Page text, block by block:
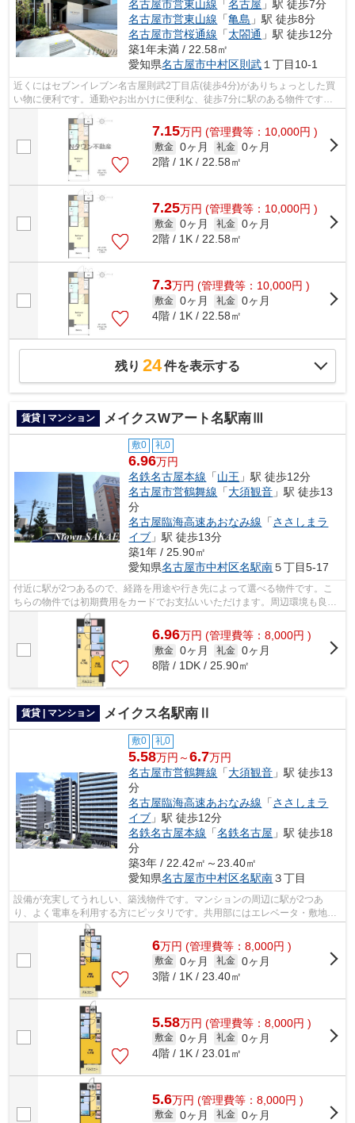
名古屋市営東山線 「名古屋 」駅 徒歩7分
名古屋市営東山線 「亀島 」駅 徒歩8分
名古屋市営桜通線 「太閤通 」駅 徒歩12分
築1年未満 / 22.58㎡
愛知県名古屋市中村区則武 １丁目10-1
近くにはセブンイレブン名古屋則武2丁目店(徒歩4分)がありちょっとした買
い物に便利です。通勤やお出かけに便利な、徒歩7分に駅のある物件です。
共用部にはエレベータ・敷地内ごみ置き...
7.15万円 (管理費等：10,000円 )
敷金 0ヶ月 礼金 0ヶ月
2階 / 1K / 22.58㎡
7.25万円 (管理費等：10,000円 )
敷金 0ヶ月 礼金 0ヶ月
2階 / 1K / 22.58㎡
7.3万円 (管理費等：10,000円 )
敷金 0ヶ月 礼金 0ヶ月
4階 / 1K / 22.58㎡
残り 24件を表示する
賃貸 | マンション メイクスWアート名駅南Ⅲ
敷0 礼0
6.96万円
名鉄名古屋本線 「山王 」駅 徒歩12分
名古屋市営鶴舞線 「大須観音 」駅 徒歩13
分
名古屋臨海高速あおなみ線 「ささしまラ
イブ 」駅 徒歩13分
築1年 / 25.90㎡
愛知県名古屋市中村区名駅南５丁目5-17
付近に駅が2つあるので、経路を用途や行き先によって選べる物件です。こ
ちらの物件では初期費用をカードでお支払いいただけます。周辺環境も良好
で、魅力的な住環境のある、令和6年築...
6.96万円 (管理費等：8,000円 )
敷金 0ヶ月 礼金 0ヶ月
8階 / 1DK / 25.90㎡
賃貸 | マンション メイクス名駅南Ⅱ
敷0 礼0
5.58万円～6.7万円
名古屋市営鶴舞線 「大須観音 」駅 徒歩13
分
名古屋臨海高速あおなみ線 「ささしまラ
イブ 」駅 徒歩12分
名鉄名古屋本線 「名鉄名古屋 」駅 徒歩18
分
築3年 / 22.42㎡～23.40㎡
愛知県名古屋市中村区名駅南３丁目
設備が充実してうれしい、築浅物件です。マンションの周辺に駅が2つあ
り、よく電車を利用する方にピッタリです。共用部にはエレベータ・敷地内
ごみ置き場などが備わっておりとても充実...
6万円 (管理費等：8,000円 )
敷金 0ヶ月 礼金 0ヶ月
3階 / 1K / 23.40㎡
5.58万円 (管理費等：8,000円 )
敷金 0ヶ月 礼金 0ヶ月
4階 / 1K / 23.01㎡
5.6万円 (管理費等：8,000円 )
敷金 0ヶ月 礼金 0ヶ月